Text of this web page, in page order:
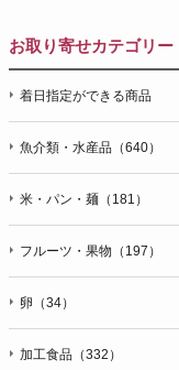
お取り寄せカテゴリー
着日指定ができる商品
魚介類・水産品（640）
米・パン・麺（181）
フルーツ・果物（197）
卵（34）
加工食品（332）